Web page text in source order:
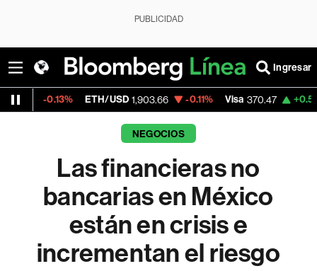
PUBLICIDAD
Ingresar
ETH/USD 1,903.66 -0.11% Visa 370.47 +0.52%
NEGOCIOS
Las financieras no
bancarias en México
están en crisis e
incrementan el riesgo